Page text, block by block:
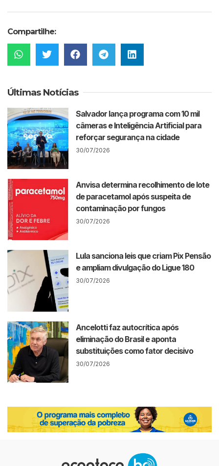
Compartilhe:
Últimas Notícias
Salvador lança programa com 10 mil
câmeras e Inteligência Artificial para
reforçar segurança na cidade
30/07/2026
Anvisa determina recolhimento de lote
de paracetamol após suspeita de
contaminação por fungos
30/07/2026
Lula sanciona leis que criam Pix Pensão
e ampliam divulgação do Ligue 180
30/07/2026
Ancelotti faz autocrítica após
eliminação do Brasil e aponta
substituições como fator decisivo
30/07/2026